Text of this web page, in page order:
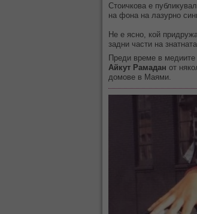
Стоичкова е
на фона на лазурно
Не е ясно, кой
задни части на
Преди време в
Айкут Рамадан от
домове в Маями.